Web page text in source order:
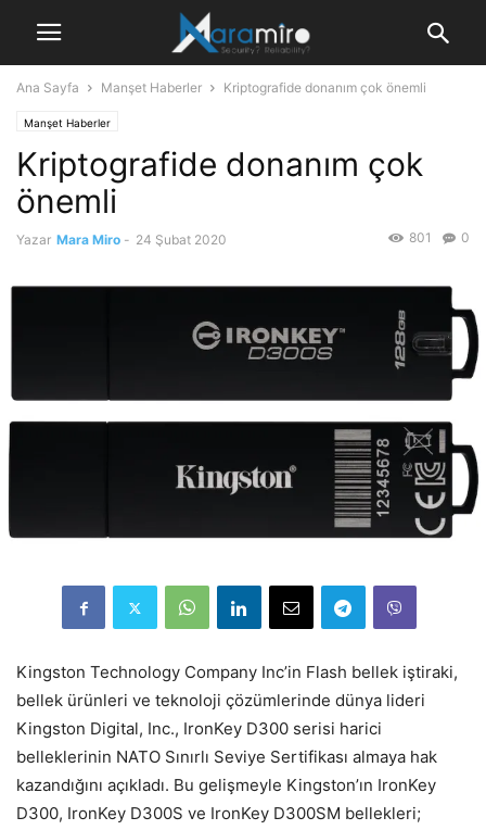
Ana Sayfa Manşet Haberler Kriptografide donanım çok önemli
Manşet Haberler
Kriptografide donanım çok
önemli
Yazar Mara Miro - 24 Şubat 2020 0
801
Kingston Technology Company Inc’in Flash bellek iştiraki,
bellek ürünleri ve teknoloji çözümlerinde dünya lideri
Kingston Digital, Inc., IronKey D300 serisi harici
belleklerinin NATO Sınırlı Seviye Sertifikası almaya hak
kazandığını açıkladı. Bu gelişmeyle Kingston’ın IronKey
D300, IronKey D300S ve IronKey D300SM bellekleri;